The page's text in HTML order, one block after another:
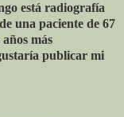
está radiografía
una paciente de 67
más
publicar mi